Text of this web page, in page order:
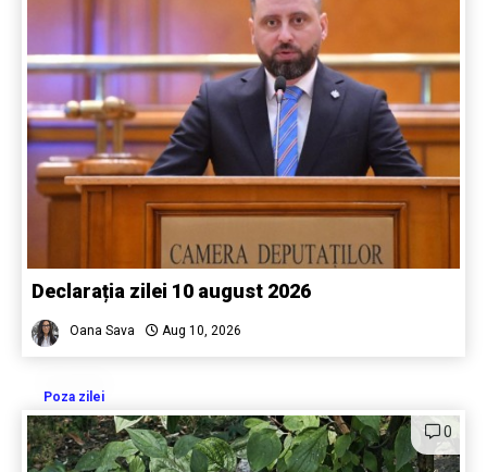
Declarația zilei 10 august 2026
Oana Sava Aug 10, 2026
Poza zilei
0